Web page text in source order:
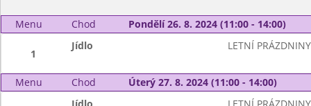
Menu Chod Pondělí 26. 8. 2024 (11:00 - 14:00)
1
Jídlo LETNÍ PRÁZDNINY
Menu Chod Úterý 27. 8. 2024 (11:00 - 14:00)